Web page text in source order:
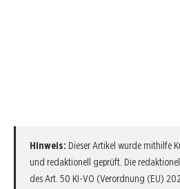
Hinweis: Dieser Artikel wurde mithilfe
und redaktionell geprüft. Die
des Art. 50 KI-VO (Verordnung (EU)